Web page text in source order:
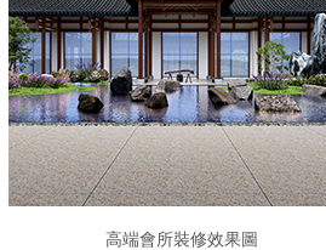
高端會所裝修效果圖